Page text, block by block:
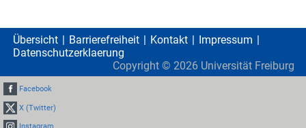
Übersicht Barrierefreiheit Kontakt
Impressum
Datenschutzerklaerung
Copyright © 2026 Universität Freiburg
Facebook
X (Twitter)